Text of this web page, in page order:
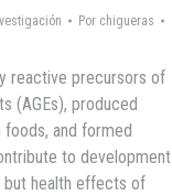
Por chigueras
reactive precursors of
(AGEs), produced
foods, and formed
to development
health effects of